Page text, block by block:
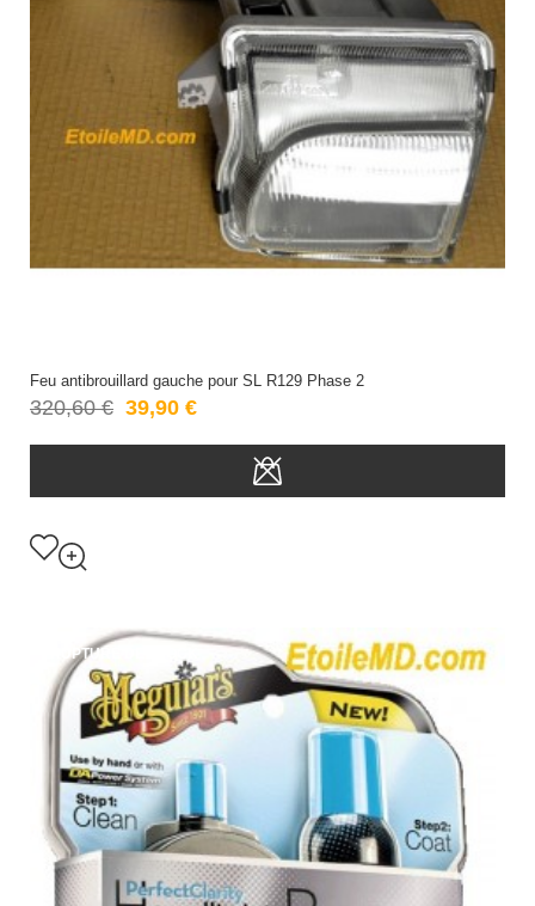
Feu antibrouillard gauche pour SL R129 Phase 2
320,60 € 39,90 €
RUPTURE DE STOCK